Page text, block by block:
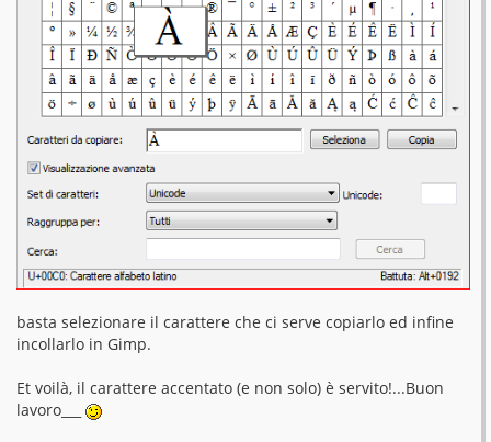
basta selezionare il carattere che ci serve copiarlo ed infine
incollarlo in Gimp.
Et voilà, il carattere accentato (e non solo) è servito!...Buon
lavoro___